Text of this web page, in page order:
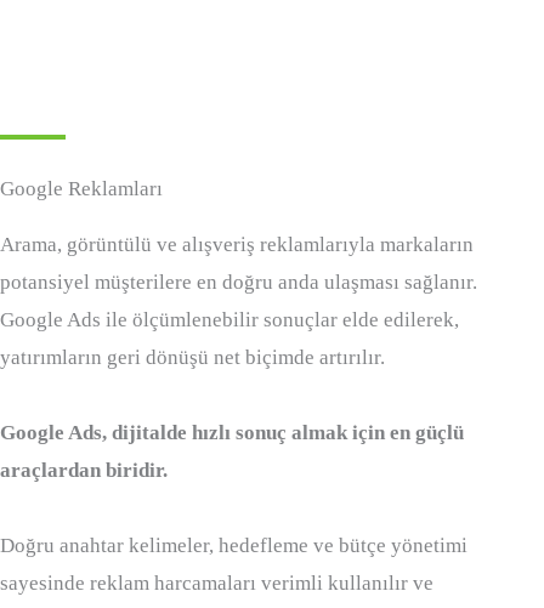
Google Reklamları
Arama, görüntülü ve alışveriş reklamlarıyla markaların
potansiyel müşterilere en doğru anda ulaşması sağlanır.
Google Ads ile ölçümlenebilir sonuçlar elde edilerek,
yatırımların geri dönüşü net biçimde artırılır.
Google Ads, dijitalde hızlı sonuç almak için en güçlü
araçlardan biridir.
Doğru anahtar kelimeler, hedefleme ve bütçe yönetimi
sayesinde reklam harcamaları verimli kullanılır ve